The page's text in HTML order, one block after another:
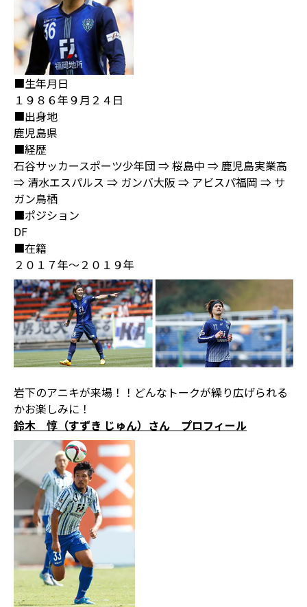
■生年月日
１９８６年９月２４日
■出身地
鹿児島県
■経歴
石谷サッカースポーツ少年団 ⇒ 桜島中 ⇒ 鹿児島実業高
⇒ 清水エスパルス ⇒ ガンバ大阪 ⇒ アビスパ福岡 ⇒ サ
ガン鳥栖
■ポジション
DF
■在籍
２０１７年～２０１９年
岩下のアニキが来場！！どんなトークが繰り広げられる
かお楽しみに！
鈴木 惇（すずき じゅん）さん プロフィール